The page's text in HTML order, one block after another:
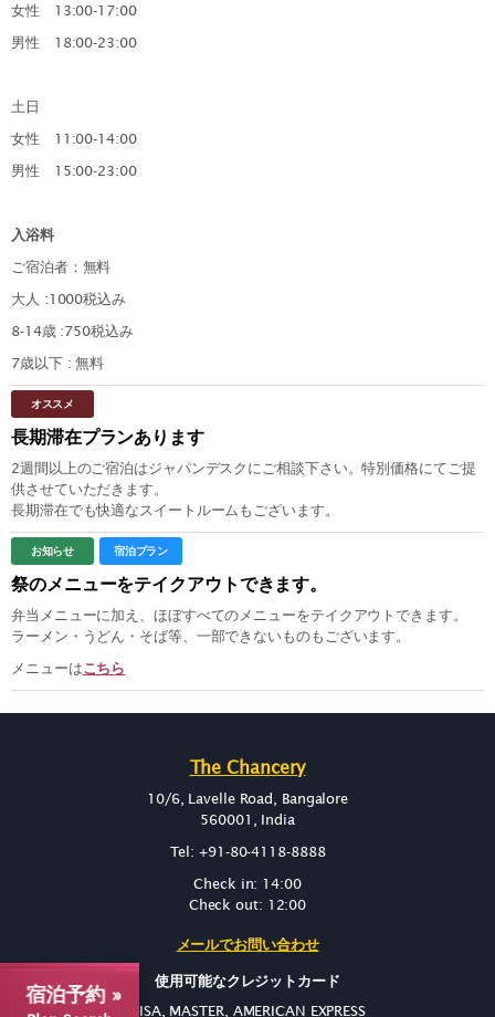
宿泊予約 »
女性 13:00-17:00
男性 18:00-23:00
土日
女性 11:00-14:00
男性 15:00-23:00
入浴料
ご宿泊者：無料
大人 :1000税込み
8-14歳 :750税込み
7歳以下 : 無料
オススメ
長期滞在プランあります
2週間以上のご宿泊はジャパンデスクにご相談下さい。特別価格にてご提
供させていただきます。
長期滞在でも快適なスイートルームもございます。
お知らせ 宿泊プラン
祭のメニューをテイクアウトできます。
弁当メニューに加え、ほぼすべてのメニューをテイクアウトできます。
ラーメン・うどん・そば等、一部できないものもございます。
メニューはこちら
The Chancery
10/6, Lavelle Road, Bangalore
560001, India
Tel: +91-80-4118-8888
Check in: 14:00
Check out: 12:00
メールでお問い合わせ
使用可能なクレジットカード
VISA, MASTER, AMERICAN EXPRESS